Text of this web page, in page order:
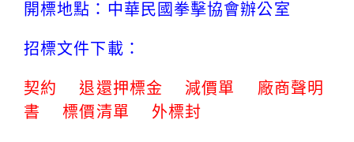
開標地點：中華民國拳擊協會辦公室
招標文件下載：
契約 退還押標金 減價單
廠商聲明
書
標價清單 外標封